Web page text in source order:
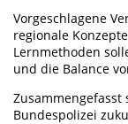
Vorgeschlagene
regionale
Lernmethoden
und die Balance
Bundespolizei